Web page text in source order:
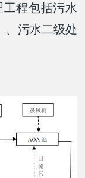
程包括污水
、污水二级处